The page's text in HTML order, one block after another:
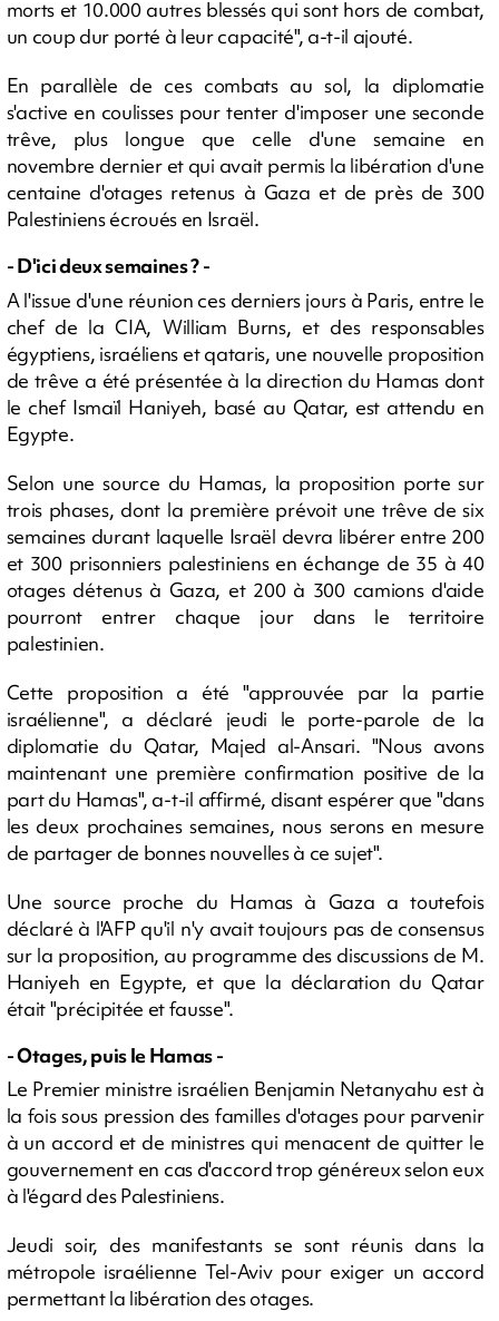
morts et 10.000 autres blessés qui sont hors de combat,
un coup dur porté à leur capacité", a-t-il ajouté.
En parallèle de ces combats au sol, la diplomatie
s'active en coulisses pour tenter d'imposer une seconde
trêve, plus longue que celle d'une semaine en
novembre dernier et qui avait permis la libération d'une
centaine d'otages retenus à Gaza et de près de 300
Palestiniens écroués en Israël.
- D'ici deux semaines ? -
A l'issue d'une réunion ces derniers jours à Paris, entre le
chef de la CIA, William Burns, et des responsables
égyptiens, israéliens et qataris, une nouvelle proposition
de trêve a été présentée à la direction du Hamas dont
le chef Ismaïl Haniyeh, basé au Qatar, est attendu en
Egypte.
Selon une source du Hamas, la proposition porte sur
trois phases, dont la première prévoit une trêve de six
semaines durant laquelle Israël devra libérer entre 200
et 300 prisonniers palestiniens en échange de 35 à 40
otages détenus à Gaza, et 200 à 300 camions d'aide
pourront entrer chaque jour dans le territoire
palestinien.
Cette proposition a été "approuvée par la partie
israélienne", a déclaré jeudi le porte-parole de la
diplomatie du Qatar, Majed al-Ansari. "Nous avons
maintenant une première confirmation positive de la
part du Hamas", a-t-il affirmé, disant espérer que "dans
les deux prochaines semaines, nous serons en mesure
de partager de bonnes nouvelles à ce sujet".
Une source proche du Hamas à Gaza a toutefois
déclaré à l'AFP qu'il n'y avait toujours pas de consensus
sur la proposition, au programme des discussions de M.
Haniyeh en Egypte, et que la déclaration du Qatar
était "précipitée et fausse".
- Otages, puis le Hamas -
Le Premier ministre israélien Benjamin Netanyahu est à
la fois sous pression des familles d'otages pour parvenir
à un accord et de ministres qui menacent de quitter le
gouvernement en cas d'accord trop généreux selon eux
à l'égard des Palestiniens.
Jeudi soir, des manifestants se sont réunis dans la
métropole israélienne Tel-Aviv pour exiger un accord
permettant la libération des otages.